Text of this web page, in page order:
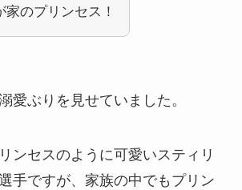
家のプリンセス！
愛ぶりを見せていました。
ンセスのように可愛いスティリ
手ですが、家族の中でもプリン